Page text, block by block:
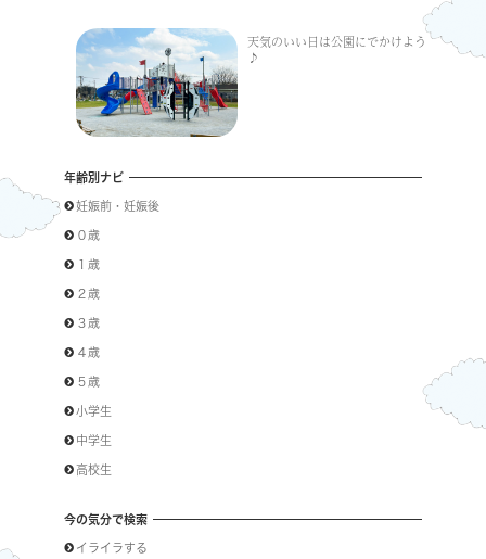
天気のいい日は公園にでかけよう
♪
年齢別ナビ
妊娠前・妊娠後
０歳
１歳
２歳
３歳
４歳
５歳
小学生
中学生
高校生
今の気分で検索
イライラする